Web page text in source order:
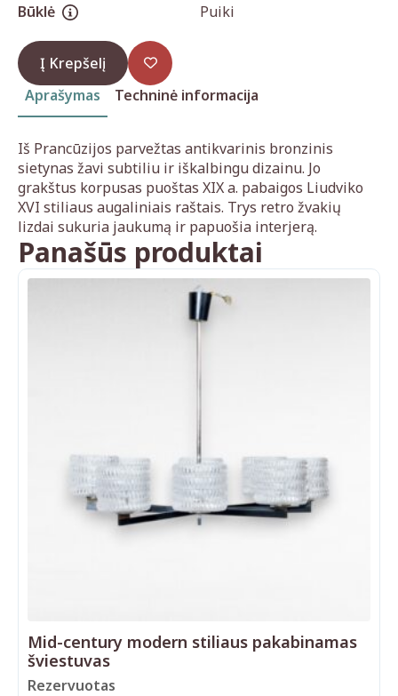
Būklė
Puiki
Į Krepšelį
Aprašymas
Techninė informacija
Iš Prancūzijos parvežtas antikvarinis bronzinis
sietynas žavi subtiliu ir iškalbingu dizainu. Jo
grakštus korpusas puoštas XIX a. pabaigos Liudviko
XVI stiliaus augaliniais raštais. Trys retro žvakių
lizdai sukuria jaukumą ir papuošia interjerą.
Panašūs produktai
Mid-century modern stiliaus pakabinamas
šviestuvas
Rezervuotas